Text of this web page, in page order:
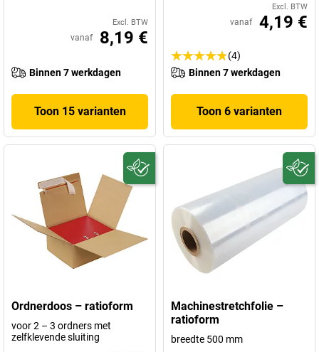
Excl. BTW
vanaf 8,19 €
Binnen 7 werkdagen
Toon 15 varianten
Excl. BTW
vanaf 4,19 €
(4)
Binnen 7 werkdagen
Toon 6 varianten
Ordnerdoos – ratioform
voor 2 – 3 ordners met
zelfklevende sluiting
Machinestretchfolie –
ratioform
breedte 500 mm